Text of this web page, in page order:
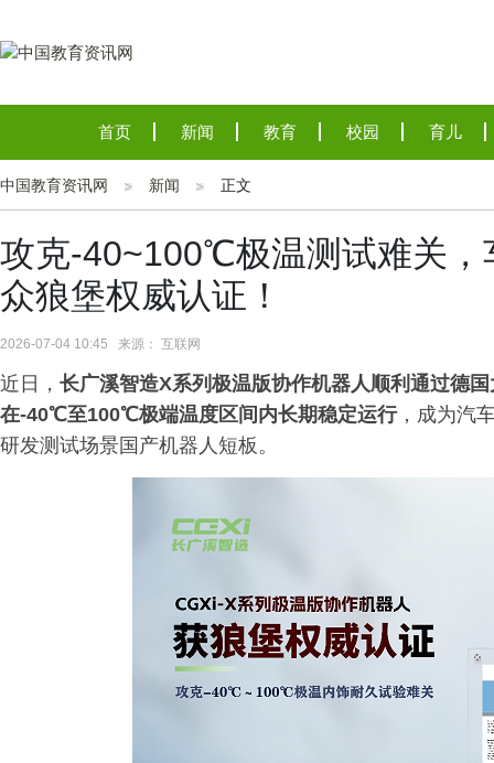
首页 新闻 教育 校园 育儿
中国教育资讯网 新闻 正文
攻克-40~100℃极温测试难关，
众狼堡权威认证！
2026-07-04 10:45 来源： 互联网
近日， 长广溪智造X系列极温版协作机器人顺利通过德
在-40℃至100℃极端温度区间内长期稳定运行，成为汽
研发测试场景国产机器人短板。